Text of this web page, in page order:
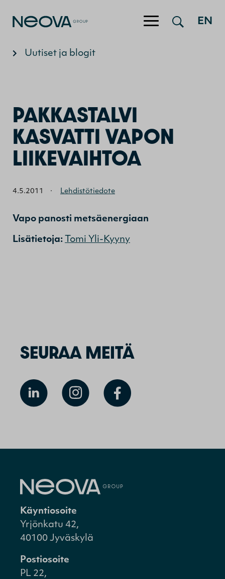
Hyppää sisältöön EN
Uutiset ja blogit
PAKKASTALVI
KASVATTI VAPON
LIIKEVAIHTOA
4.5.2011 · Lehdistötiedote
Vapo panosti metsäenergiaan
Lisätietoja: Tomi Yli-Kyyny
SEURAA MEITÄ
Käyntiosoite
Yrjönkatu 42,
40100 Jyväskylä
Postiosoite
PL 22,